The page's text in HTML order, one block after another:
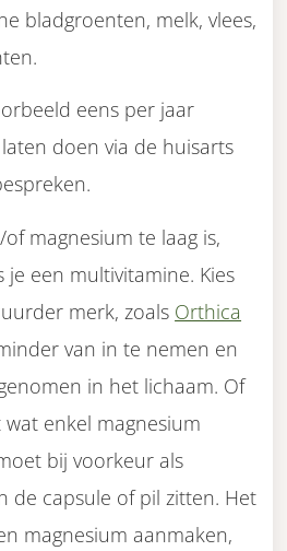
bladgroenten, melk, vlees,
eens per jaar
doen via de huisarts
magnesium te laag is,
je een multivitamine. Kies
merk, zoals Orthica
van in te nemen en
in het lichaam. Of
enkel magnesium
bij voorkeur als
de capsule of pil zitten. Het
magnesium aanmaken,